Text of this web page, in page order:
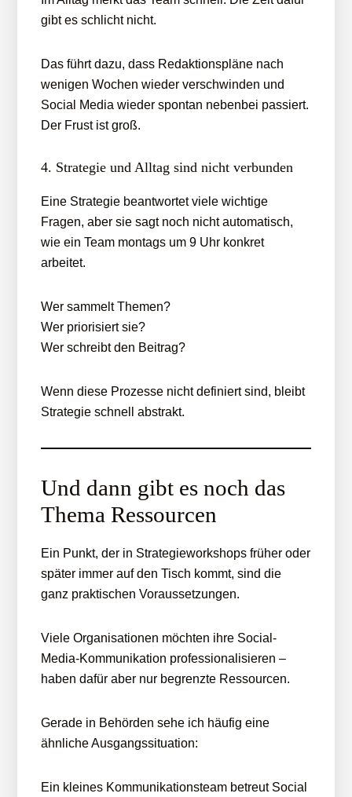
gibt es schlicht nicht.
Das führt dazu, dass Redaktionspläne nach
wenigen Wochen wieder verschwinden und
Social Media wieder spontan nebenbei passiert.
Der Frust ist groß.
4. Strategie und Alltag sind nicht verbunden
Eine Strategie beantwortet viele wichtige
Fragen, aber sie sagt noch nicht automatisch,
wie ein Team montags um 9 Uhr konkret
arbeitet.
Wer sammelt Themen?
Wer priorisiert sie?
Wer schreibt den Beitrag?
Wenn diese Prozesse nicht definiert sind, bleibt
Strategie schnell abstrakt.
Und dann gibt es noch das
Thema Ressourcen
Ein Punkt, der in Strategieworkshops früher oder
später immer auf den Tisch kommt, sind die
ganz praktischen Voraussetzungen.
Viele Organisationen möchten ihre Social-
Media-Kommunikation professionalisieren –
haben dafür aber nur begrenzte Ressourcen.
Gerade in Behörden sehe ich häufig eine
ähnliche Ausgangssituation:
Ein kleines Kommunikationsteam betreut Social